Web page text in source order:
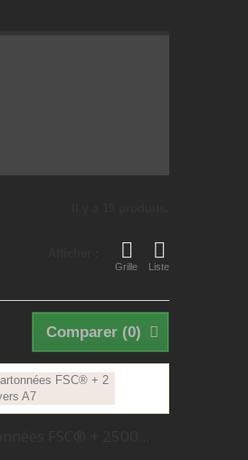
Grille Liste
Comparer (0)